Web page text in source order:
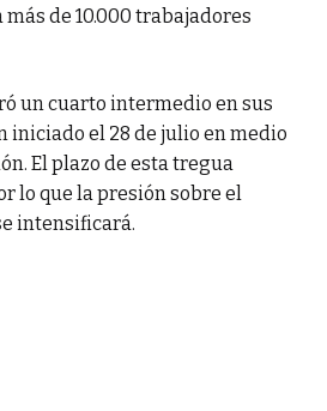
de 10.000 trabajadores
un cuarto intermedio en sus
iniciado el 28 de julio en medio
El plazo de esta tregua
lo que la presión sobre el
intensificará.